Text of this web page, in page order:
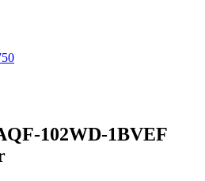
102WD-1BVEF